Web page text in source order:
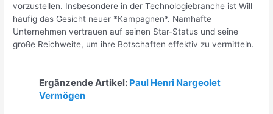
vorzustellen. Insbesondere in der Technologiebranche ist Will
häufig das Gesicht neuer *Kampagnen*. Namhafte
Unternehmen vertrauen auf seinen Star-Status und seine
große Reichweite, um ihre Botschaften effektiv zu vermitteln.
Ergänzende Artikel: Paul Henri Nargeolet
Vermögen